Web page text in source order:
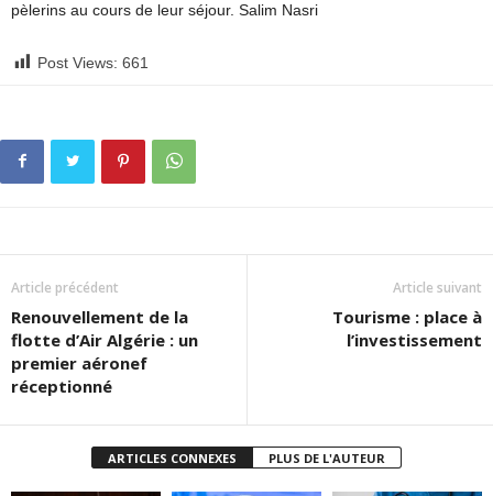
pèlerins au cours de leur séjour. Salim Nasri
Post Views: 661
Article précédent
Renouvellement de la
flotte d’Air Algérie : un
premier aéronef
réceptionné
Article suivant
Tourisme : place à
l’investissement
ARTICLES CONNEXES PLUS DE L'AUTEUR